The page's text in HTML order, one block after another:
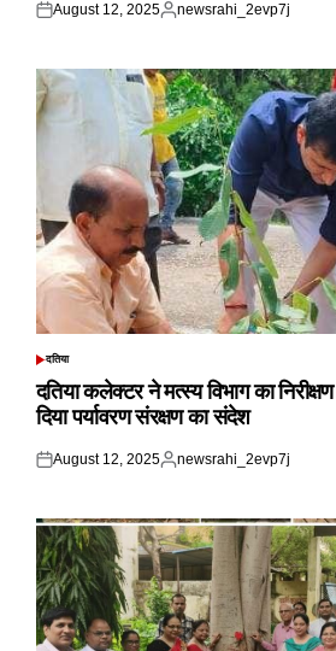
Posted
August 12, 2025
Posted
newsrahi_2evp7j
POSTED
दतिया
दतिया कलेक्टर ने मत्स्य विभाग का
दिया पर्यावरण संरक्षण का संदेश
Posted
August 12, 2025
Posted
newsrahi_2evp7j